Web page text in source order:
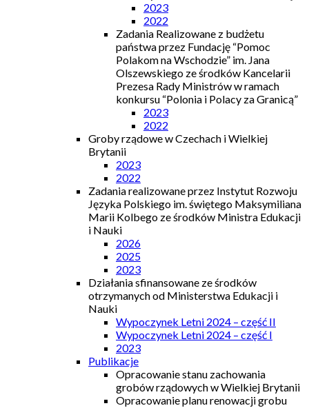
2023
2022
Zadania Realizowane z budżetu
państwa przez Fundację “Pomoc
Polakom na Wschodzie” im. Jana
Olszewskiego ze środków Kancelarii
Prezesa Rady Ministrów w ramach
konkursu “Polonia i Polacy za Granicą”
2023
2022
Groby rządowe w Czechach i Wielkiej
Brytanii
2023
2022
Zadania realizowane przez Instytut Rozwoju
Języka Polskiego im. świętego Maksymiliana
Marii Kolbego ze środków Ministra Edukacji
i Nauki
2026
2025
2023
Działania sfinansowane ze środków
otrzymanych od Ministerstwa Edukacji i
Nauki
Wypoczynek Letni 2024 – część II
Wypoczynek Letni 2024 – część I
2023
Publikacje
Opracowanie stanu zachowania
grobów rządowych w Wielkiej Brytanii
Opracowanie planu renowacji grobu